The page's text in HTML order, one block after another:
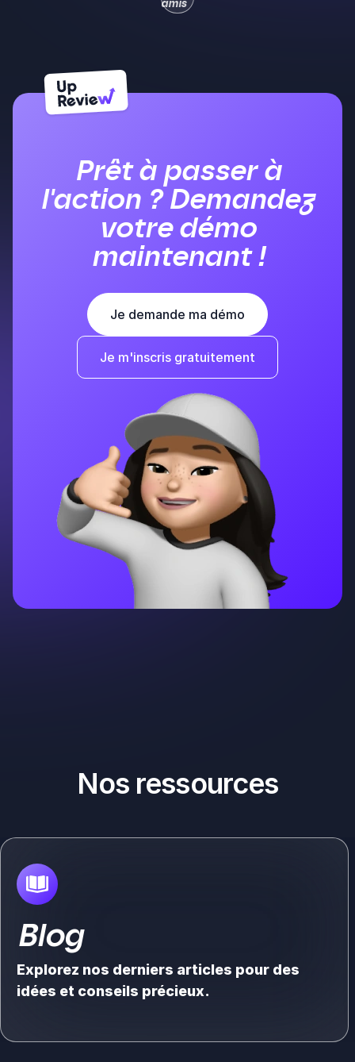
Entre amis
Prêt à passer à
l'action ? Demandez
votre démo
maintenant !
Je demande ma démo
Je m'inscris gratuitement
Nos ressources
Blog
Explorez nos derniers articles pour des
idées et conseils précieux.